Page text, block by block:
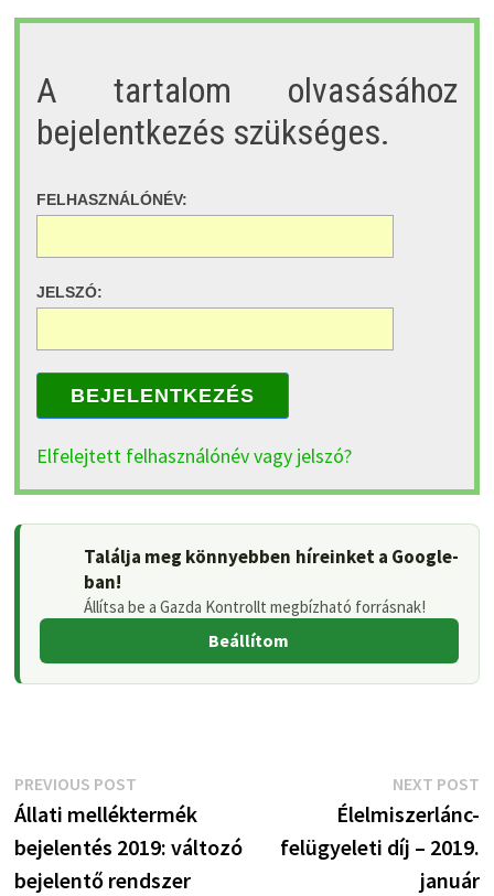
A tartalom olvasásához
bejelentkezés szükséges.
FELHASZNÁLÓNÉV:
JELSZÓ:
BEJELENTKEZÉS
Elfelejtett felhasználónév vagy jelszó?
Találja meg könnyebben híreinket a Google-
ban!
Állítsa be a Gazda Kontrollt megbízható forrásnak!
Beállítom
Bejegyzés
navigáció
PREVIOUS POSTPrevious
post:
Állati melléktermék
bejelentés 2019: változó
bejelentő rendszer
NEXT POST
Élelmiszerlánc-
felügyeleti díj – 2019.
január